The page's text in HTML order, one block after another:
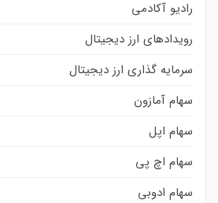
رادیو آکادمی
رویدادهای ارز دیجیتال
سرمایه گذاری ارز دیجیتال
سهام آمازون
سهام اپل
سهام اچ پی
سهام ادوبی